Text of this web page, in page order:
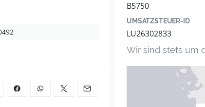
Dank der hilfreichen
im Garten zum
B5750
UMSATZSTEUER-ID
LU26302833
Wir sind stets um